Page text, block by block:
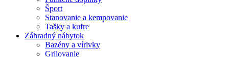
Šport
Stanovanie a kempovanie
Tašky a kufre
Záhradný nábytok
Bazény a vírivky
Grilovanie